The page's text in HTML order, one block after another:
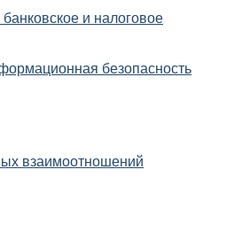
и налоговое
безопасность
взаимоотношений